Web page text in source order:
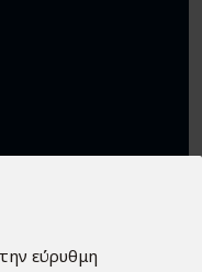
εύρυθμη